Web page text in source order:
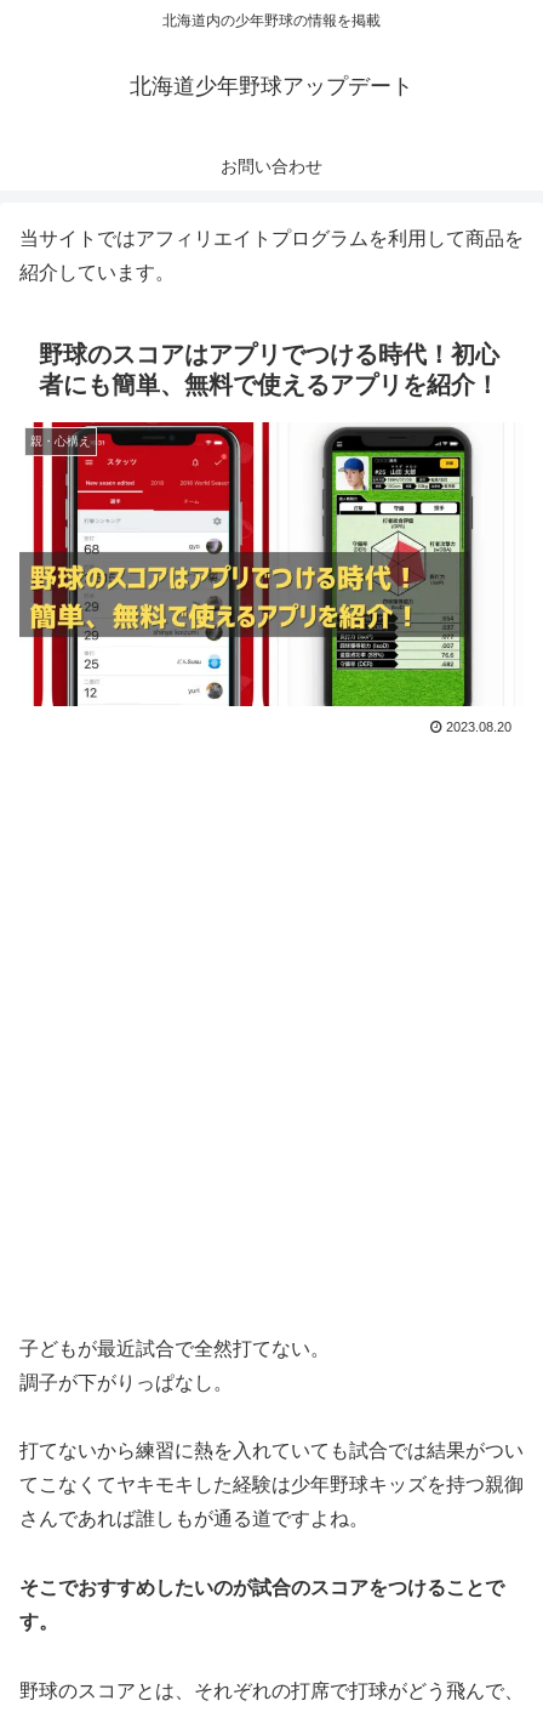
北海道内の少年野球の情報を掲載
北海道少年野球アップデート
お問い合わせ
当サイトではアフィリエイトプログラムを利用して商品を
紹介しています。
野球のスコアはアプリでつける時代！初心
者にも簡単、無料で使えるアプリを紹介！
親・心構え
2023.08.20
子どもが最近試合で全然打てない。
調子が下がりっぱなし。
打てないから練習に熱を入れていても試合では結果がつい
てこなくてヤキモキした経験は少年野球キッズを持つ親御
さんであれば誰しもが通る道ですよね。
そこでおすすめしたいのが試合のスコアをつけることで
す。
野球のスコアとは、それぞれの打席で打球がどう飛んで、